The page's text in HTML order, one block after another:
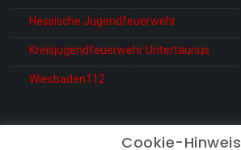
Hessische Jugendfeuerwehr
Kreisjugendfeuerwehr Untertaunus
Wiesbaden112
Cookie-Hinweis